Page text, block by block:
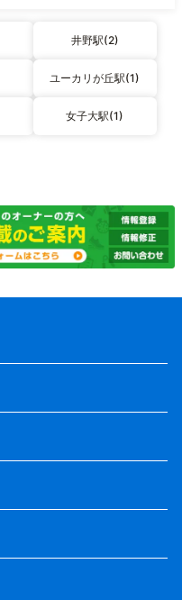
井野駅(2)
ユーカリが丘駅(1)
女子大駅(1)